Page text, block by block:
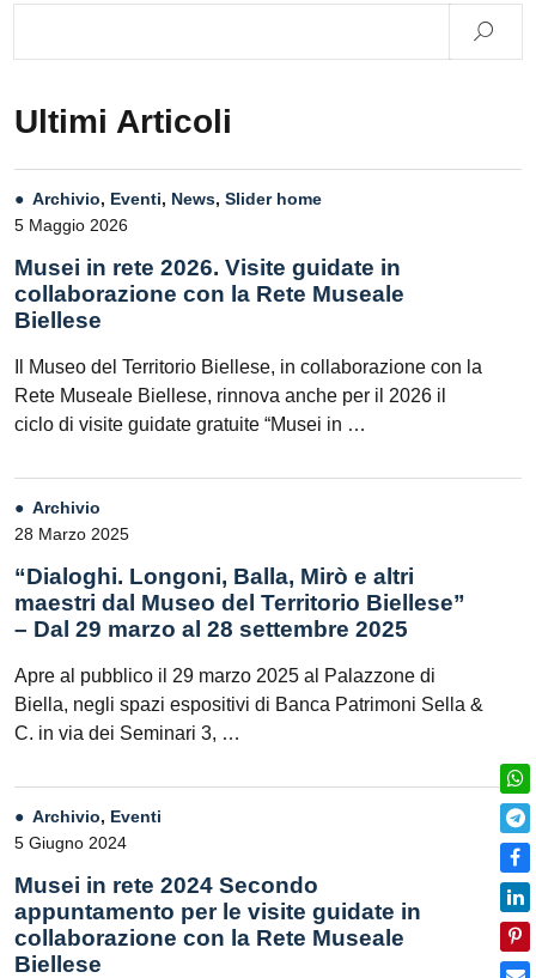
Ultimi Articoli
Archivio, Eventi, News, Slider home
5 Maggio 2026
Musei in rete 2026. Visite guidate in
collaborazione con la Rete Museale
Biellese
Il Museo del Territorio Biellese, in collaborazione con la
Rete Museale Biellese, rinnova anche per il 2026 il
ciclo di visite guidate gratuite “Musei in …
Archivio
28 Marzo 2025
“Dialoghi. Longoni, Balla, Mirò e altri
maestri dal Museo del Territorio Biellese”
– Dal 29 marzo al 28 settembre 2025
Apre al pubblico il 29 marzo 2025 al Palazzone di
Biella, negli spazi espositivi di Banca Patrimoni Sella &
C. in via dei Seminari 3, …
Archivio, Eventi
5 Giugno 2024
Musei in rete 2024 Secondo
appuntamento per le visite guidate in
collaborazione con la Rete Museale
Biellese